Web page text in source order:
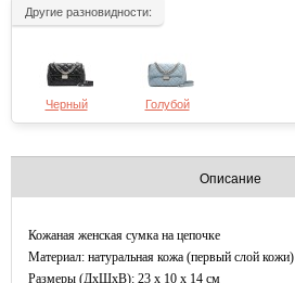
Другие разновидности:
Черный Голубой
Описание
Кожаная женская сумка на цепочке
Материал: натуральная кожа (первый слой кожи)
Размеры (ДxШхВ): 23 x 10 x 14 см